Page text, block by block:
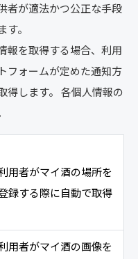
者が適法かつ公正な手段
。
報を取得する場合、利用
フォームが定めた通知方
得します。 各個人情報の
用者がマイ酒の場所を
録する際に自動で取得
用者がマイ酒の画像を